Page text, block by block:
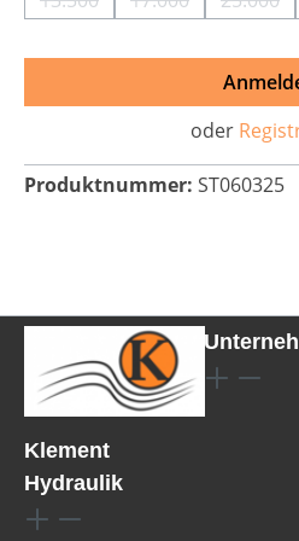
(Diese Option ist zurzeit
(Diese Option ist
oder
Produktnummer: ST060325
Klement
Hydraulik